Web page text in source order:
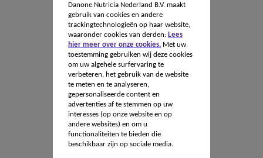
Danone Nutricia Nederland B.V. maakt
gebruik van cookies en andere
trackingtechnologieën op haar website,
waaronder cookies van derden: Lees
hier meer over onze cookies.Met uw
toestemming gebruiken wij deze cookies
om uw algehele surfervaring te
verbeteren, het gebruik van de website
te meten en te analyseren,
gepersonaliseerde content en
advertenties af te stemmen op uw
interesses (op onze website en op
andere websites) en om u
functionaliteiten te bieden die
beschikbaar zijn op sociale media.